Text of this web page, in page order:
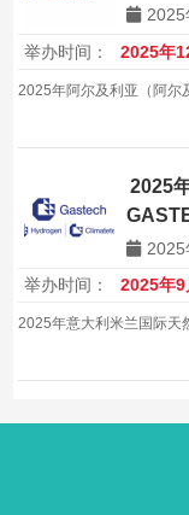
2025
举办时间：
2025年
2025年阿尔及利亚（阿尔
2025
2025
举办时间：
2025年9
2025年意大利米兰国际天